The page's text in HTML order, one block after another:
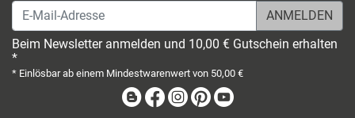
E-Mail-Adresse
Beim Newsletter anmelden und 10,00 € Gutschein erhalten
*
* Einlösbar ab einem Mindestwarenwert von 50,00 €
BlogFacebook
Instagram
Pinterest